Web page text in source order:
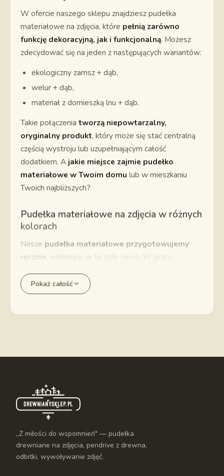
W ofercie naszego sklepu znajdziesz pudełka
materiałowe na zdjęcia, które pełnią zarówno
funkcję dekoracyjną, jak i funkcjonalną. Możesz
zdecydować się na jeden z następujących wariantów:
ekologiczny zamsz + dąb,
welur + dąb,
materiał z domieszką lnu + dąb.
Takie połączenia tworzą niepowtarzalny,
oryginalny produkt, który może się stać centralną
częścią wystroju lub uzupełniającym całość
dodatkiem. A jakie miejsce zajmie pudełko
materiałowe w Twoim domu lub w mieszkaniu
Twoich najbliższych?
Pudełka materiałowe na zdjęcia w różnych
kolorach
Nasze pudełka materiałowe przygotowujemy
ręcznie , wkładając w to całe serce. W pracy
dlatego poza zróżnicowanymi materiałami oferujemy
takżeszeroki wybór kolorów
słoniowej, a także… cukierkowego różu,
Zdecyduj się na kolor kremowy, beżowy, miętowy,
szary, liliowy lub różowy,
Tkanina z dodatkiem naturalnego lnu
i czarnym.
Ponadtomożesz zdecydować, czy dąb ma mieć
Pokaż całość
„Z miłości do wspomnień" — pudełka
drewniane na zdjęcia, pendrive z drewna,
odbitki, wywoływanie zdjęć.